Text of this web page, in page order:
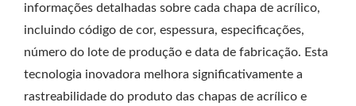
informações detalhadas sobre cada chapa de acrílico,
incluindo código de cor, espessura, especificações,
número do lote de produção e data de fabricação. Esta
tecnologia inovadora melhora significativamente a
rastreabilidade do produto das chapas de acrílico e